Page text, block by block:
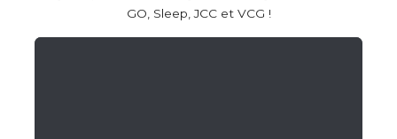
GO, Sleep, JCC et VCG !